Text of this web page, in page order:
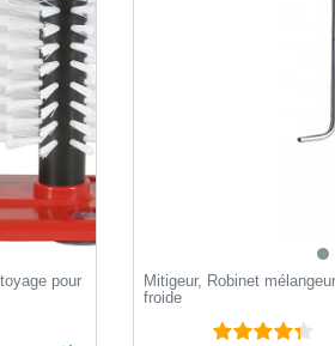
pour
Mitigeur, Robinet
froide